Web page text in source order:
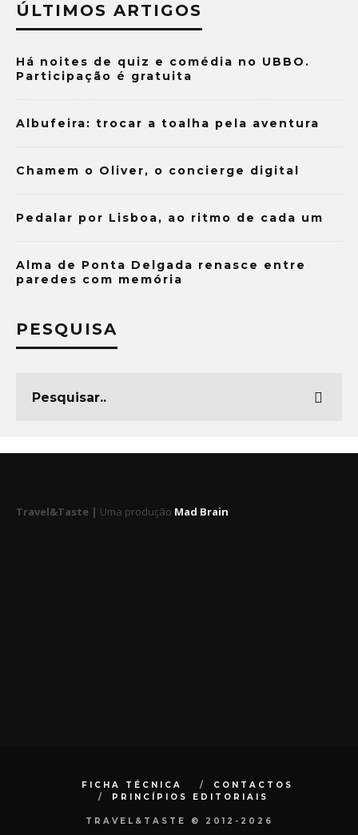
ÚLTIMOS ARTIGOS
Há noites de quiz e comédia no UBBO.
Participação é gratuita
Albufeira: trocar a toalha pela aventura
Chamem o Oliver, o concierge digital
Pedalar por Lisboa, ao ritmo de cada um
Alma de Ponta Delgada renasce entre
paredes com memória
PESQUISA
Travel&Taste | Uma produção Mad Brain
FICHA TÉCNICA
CONTACTOS
PRINCÍPIOS EDITORIAIS
TRAVEL&TASTE © 2012-2026